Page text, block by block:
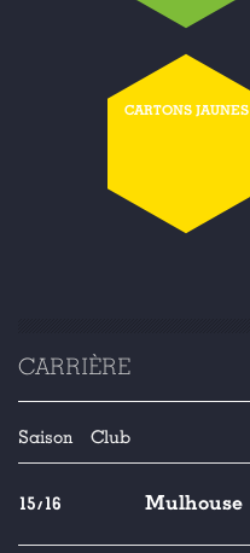
CARTONS JAUNES
CARRIÈRE
Saison Club
15/16 Mulhouse